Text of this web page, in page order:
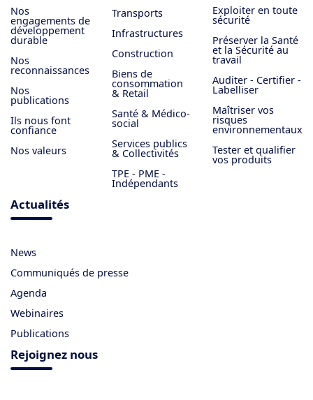
Nos
engagements de
développement
durable
Nos
reconnaissances
Nos
publications
Ils nous font
confiance
Nos valeurs
Transports
Infrastructures
Construction
Biens de
consommation
& Retail
Santé & Médico-
social
Services publics
& Collectivités
TPE - PME -
Indépendants
Exploiter en toute
sécurité
Préserver la Santé
et la Sécurité au
travail
Auditer - Certifier -
Labelliser
Maîtriser vos
risques
environnementaux
Tester et qualifier
vos produits
Actualités
News
Communiqués de presse
Agenda
Webinaires
Publications
Rejoignez nous